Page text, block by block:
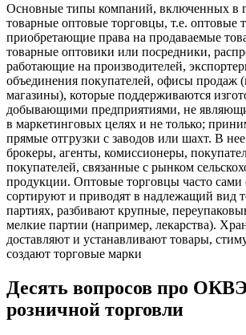
Основные типы компаний, включенных в
товарные оптовые торговцы, т.е. оптовые
приобретающие права на продаваемые
товарные оптовики или посредники,
работающие на производителей,
объединения покупателей, офисы продаж
магазины), которые поддерживаются
добывающими предприятиями, не
в маркетинговых целях и не только;
прямые отгрузки с заводов или шахт. В
брокеры, агенты, комиссионеры,
покупателей, связанные с рынком
продукции. Оптовые торговцы часто сами
сортируют и приводят в надлежащий вид
партиях, разбивают крупные,
мелкие партии (например, лекарства).
доставляют и устанавливают товары,
создают торговые марки
Десять вопросов про
розничной торговли